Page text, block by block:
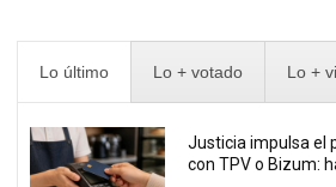
Lo último Lo + votado Lo +
Justicia impulsa el
con TPV o Bizum: